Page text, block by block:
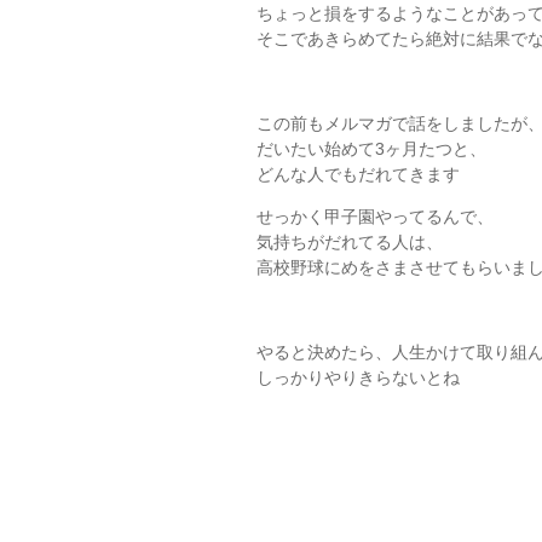
ちょっと損をするようなことがあって
そこであきらめてたら絶対に結果で
この前もメルマガで話をしましたが、
だいたい始めて3ヶ月たつと、
どんな人でもだれてきます
せっかく甲子園やってるんで、
気持ちがだれてる人は、
高校野球にめをさまさせてもらいま
やると決めたら、人生かけて取り組ん
しっかりやりきらないとね